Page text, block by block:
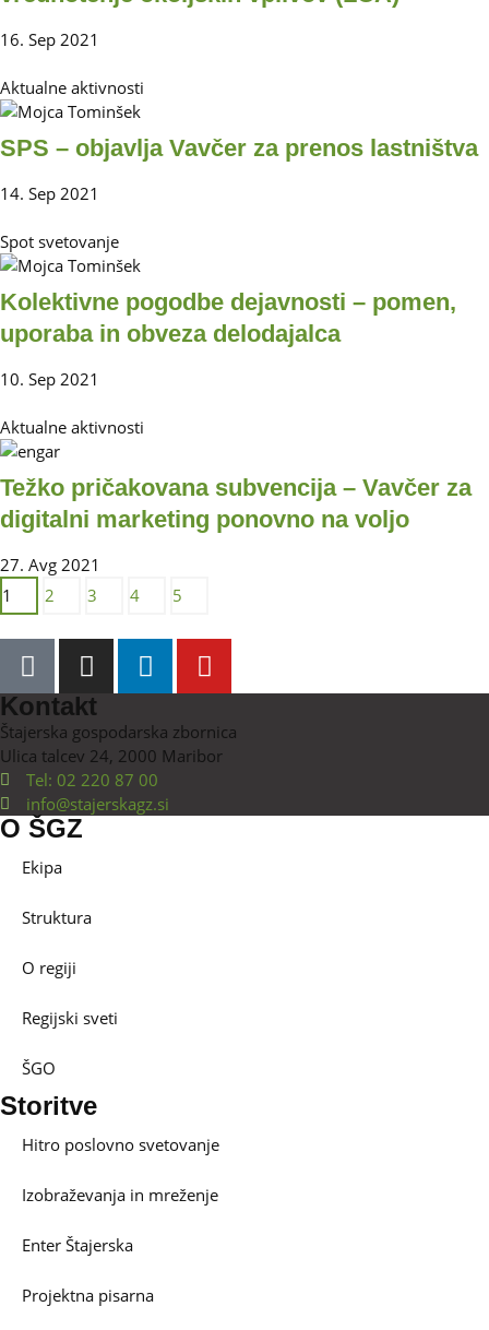
16. Sep 2021
Aktualne aktivnosti
SPS – objavlja Vavčer za prenos lastništva
14. Sep 2021
Spot svetovanje
Kolektivne pogodbe dejavnosti – pomen,
uporaba in obveza delodajalca
10. Sep 2021
Aktualne aktivnosti
Težko pričakovana subvencija – Vavčer za
digitalni marketing ponovno na voljo
27. Avg 2021
1
2 3 4 5
Kontakt
Štajerska gospodarska zbornica
Ulica talcev 24, 2000 Maribor
Tel: 02 220 87 00
info@stajerskagz.si
O ŠGZ
Ekipa
Struktura
O regiji
Regijski sveti
ŠGO
Storitve
Hitro poslovno svetovanje
Izobraževanja in mreženje
Enter Štajerska
Projektna pisarna